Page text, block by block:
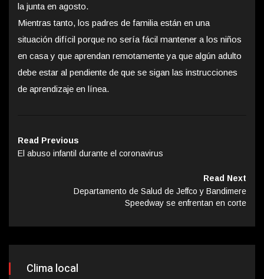
la junta en agosto.
Mientras tanto, los padres de familia están en una
situación difícil porque no sería fácil mantener a los niños
en casa y que aprendan remotamente ya que algún adulto
debe estar al pendiente de que se sigan las instrucciones
de aprendizaje en línea.
Read Previous
El abuso infantil durante el coronavirus
Read Next
Departamento de Salud de Jeffco y Bandimere
Speedway se enfrentan en corte
Clima local